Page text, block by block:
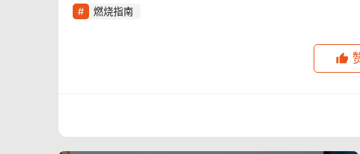
燃烧指南